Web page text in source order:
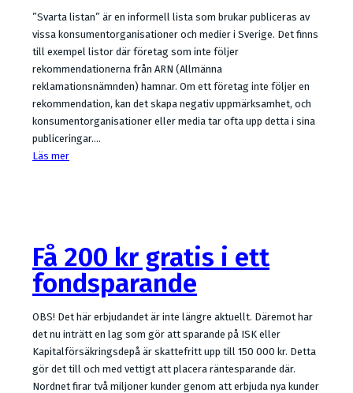
”Svarta listan” är en informell lista som brukar publiceras av
vissa konsumentorganisationer och medier i Sverige. Det finns
till exempel listor där företag som inte följer
rekommendationerna från ARN (Allmänna
reklamationsnämnden) hamnar. Om ett företag inte följer en
rekommendation, kan det skapa negativ uppmärksamhet, och
konsumentorganisationer eller media tar ofta upp detta i sina
publiceringar.…
Läs mer
Få 200 kr gratis i ett
fondsparande
OBS! Det här erbjudandet är inte längre aktuellt. Däremot har
det nu inträtt en lag som gör att sparande på ISK eller
Kapitalförsäkringsdepå är skattefritt upp till 150 000 kr. Detta
gör det till och med vettigt att placera räntesparande där.
Nordnet firar två miljoner kunder genom att erbjuda nya kunder